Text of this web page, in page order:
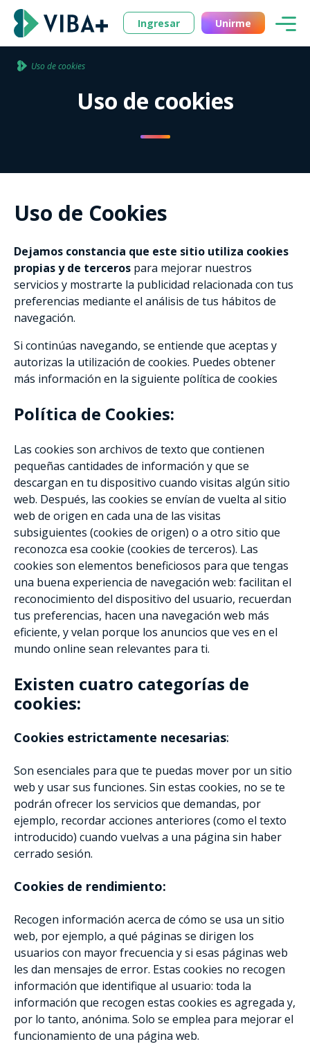
Ingresar Unirme
Uso de cookies
Uso de cookies
Uso de Cookies
Dejamos constancia que este sitio utiliza cookies
propias y de terceros para mejorar nuestros
servicios y mostrarte la publicidad relacionada con tus
preferencias mediante el análisis de tus hábitos de
navegación.
Si continúas navegando, se entiende que aceptas y
autorizas la utilización de cookies. Puedes obtener
más información en la siguiente política de cookies
Política de Cookies:
Las cookies son archivos de texto que contienen
pequeñas cantidades de información y que se
descargan en tu dispositivo cuando visitas algún sitio
web. Después, las cookies se envían de vuelta al sitio
web de origen en cada una de las visitas
subsiguientes (cookies de origen) o a otro sitio que
reconozca esa cookie (cookies de terceros). Las
cookies son elementos beneficiosos para que tengas
una buena experiencia de navegación web: facilitan el
reconocimiento del dispositivo del usuario, recuerdan
tus preferencias, hacen una navegación web más
eficiente, y velan porque los anuncios que ves en el
mundo online sean relevantes para ti.
Existen cuatro categorías de
cookies:
Cookies estrictamente necesarias:
Son esenciales para que te puedas mover por un sitio
web y usar sus funciones. Sin estas cookies, no se te
podrán ofrecer los servicios que demandas, por
ejemplo, recordar acciones anteriores (como el texto
introducido) cuando vuelvas a una página sin haber
cerrado sesión.
Cookies de rendimiento:
Recogen información acerca de cómo se usa un sitio
web, por ejemplo, a qué páginas se dirigen los
usuarios con mayor frecuencia y si esas páginas web
les dan mensajes de error. Estas cookies no recogen
información que identifique al usuario: toda la
información que recogen estas cookies es agregada y,
por lo tanto, anónima. Solo se emplea para mejorar el
funcionamiento de una página web.